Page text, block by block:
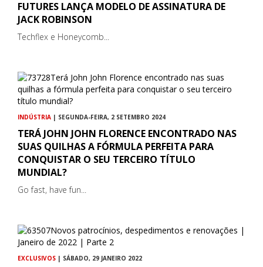
FUTURES LANÇA MODELO DE ASSINATURA DE
JACK ROBINSON
Techflex e Honeycomb...
INDÚSTRIA | SEGUNDA-FEIRA, 2 SETEMBRO 2024
TERÁ JOHN JOHN FLORENCE ENCONTRADO NAS
SUAS QUILHAS A FÓRMULA PERFEITA PARA
CONQUISTAR O SEU TERCEIRO TÍTULO
MUNDIAL?
Go fast, have fun...
EXCLUSIVOS | SÁBADO, 29 JANEIRO 2022